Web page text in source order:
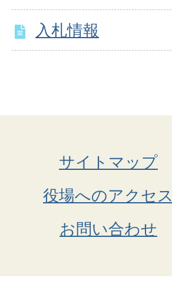
入札情報
サイトマップ
役場へのアクセス
お問い合わせ